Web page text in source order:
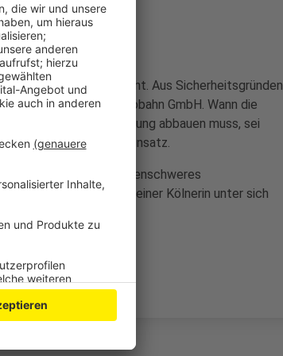
trotzdem weiter dicht. Aus Sicherheitsgründen
bleiben, sagt die Autobahn GmbH. Wann die
Firma, die die Sperrung abbauen muss, sei
Gebieten im Einsatz.
dem Teilstück ein tonnenschweres
gelöst und das Auto einer Kölnerin unter sich